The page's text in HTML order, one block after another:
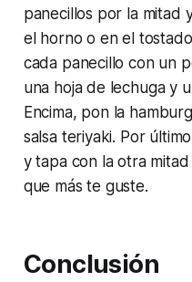
panecillos por la mitad
el horno o en el
cada panecillo con un
una hoja de lechuga y
Encima, pon la
salsa teriyaki. Por
y tapa con la otra
que más te guste.
Conclusión